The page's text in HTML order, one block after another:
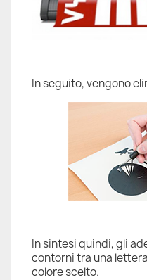
In seguito, vengono
In sintesi quindi, gli
contorni tra una
colore scelto.